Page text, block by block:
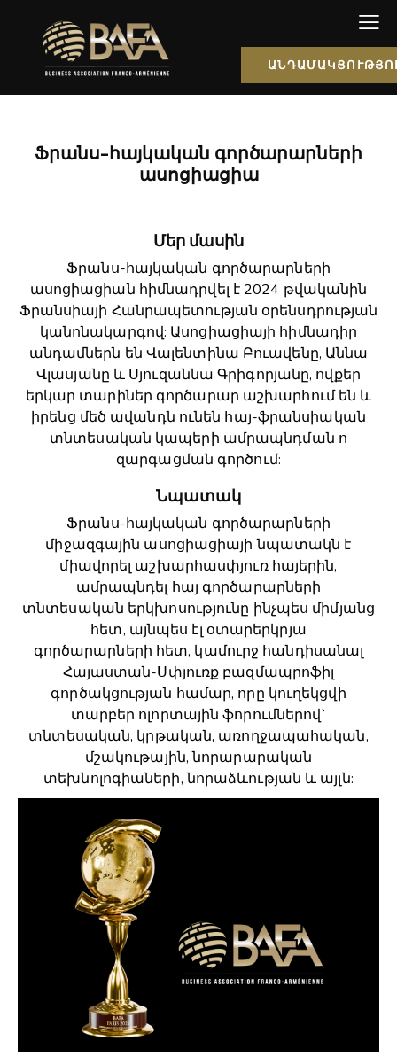
Ֆրանս-հայկական գործարարների
ասոցիացիա
Մեր մասին
Ֆրանս-հայկական գործարարների
ասոցիացիան հիմնադրվել է 2024 թվականին
Ֆրանսիայի Հանրապետության օրենսդրության
կանոնակարգով: Ասոցիացիայի հիմնադիր
անդամներն են Վալենտինա Բուավենը, Աննա
Վլասյանը և Սյուզաննա Գրիգորյանը, ովքեր
երկար տարիներ գործարար աշխարհում են և
իրենց մեծ ավանդն ունեն հայ-ֆրանսիական
տնտեսական կապերի ամրապնդման ո
զարգացման գործում:
Նպատակ
Ֆրանս-հայկական գործարարների
միջազգային ասոցիացիայի նպատակն է
միավորել աշխարհասփյուռ հայերին,
ամրապնդել հայ գործարարների
տնտեսական երկխոսությունը ինչպես միմյանց
հետ, այնպես էլ օտարերկրյա
գործարարների հետ, կամուրջ հանդիսանալ
Հայաստան-Սփյուռք բազմապրոֆիլ
գործակցության համար, որը կուղեկցվի
տարբեր ոլորտային ֆորումներով`
տնտեսական, կրթական, առողջապահական,
մշակութային, նորարարական
տեխնոլոգիաների, նորաձևության և այլն: